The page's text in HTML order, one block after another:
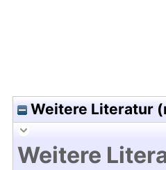
Weitere Literatur
Weitere